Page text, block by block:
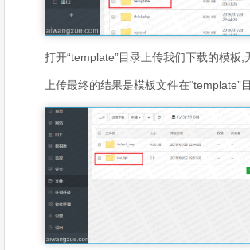
打开“template”目录上传我们下载的模板,
上传最终的结果是模板文件在“template”